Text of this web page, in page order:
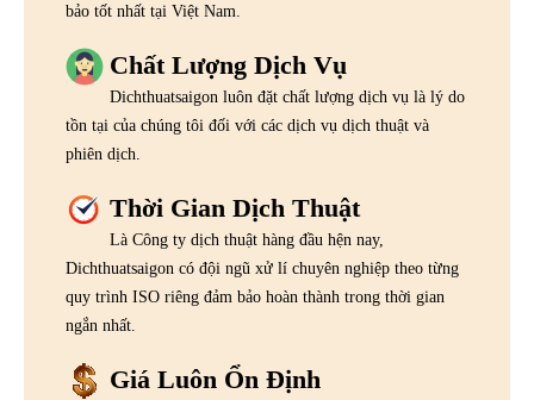
bảo tốt nhất tại Việt Nam.
Chất Lượng Dịch Vụ
Dichthuatsaigon luôn đặt chất lượng dịch vụ là lý do
tồn tại của chúng tôi đối với các dịch vụ dịch thuật và
phiên dịch.
Thời Gian Dịch Thuật
Là Công ty dịch thuật hàng đầu hện nay,
Dichthuatsaigon có đội ngũ xử lí chuyên nghiệp theo từng
quy trình ISO riêng đảm bảo hoàn thành trong thời gian
ngắn nhất.
Giá Luôn Ổn Định